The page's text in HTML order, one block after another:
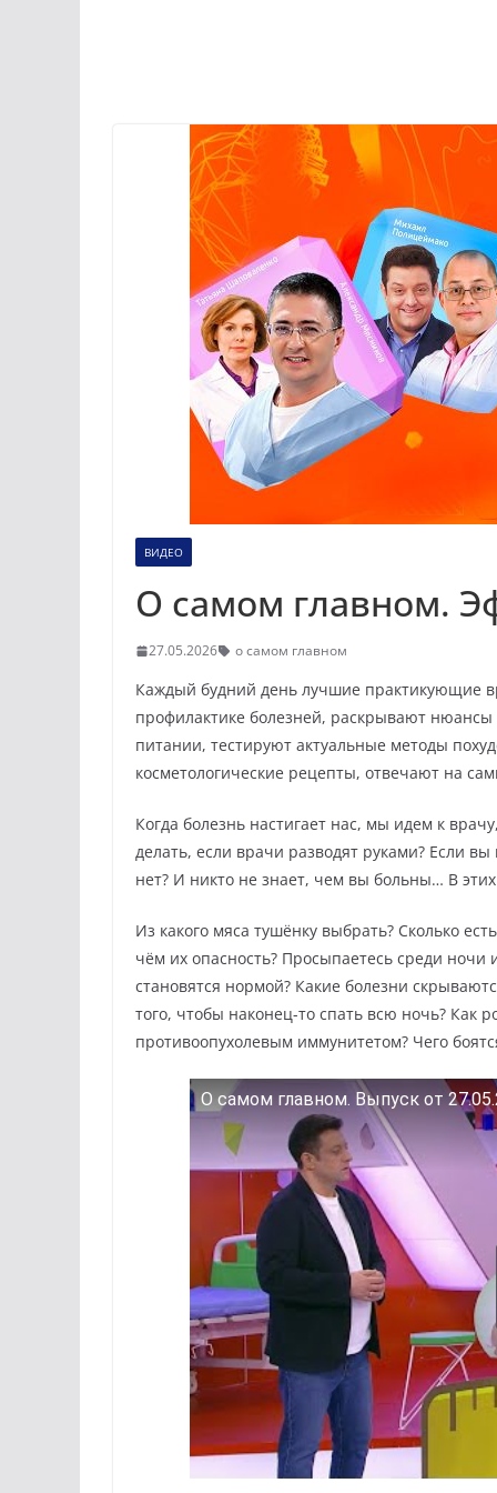
ВИДЕО
О самом главном.
27.05.2026 о самом главном
Каждый будний день лучшие практикующие
профилактике болезней, раскрывают
питании, тестируют актуальные методы
косметологические рецепты, отвечают на
Когда болезнь настигает нас, мы идем к
делать, если врачи разводят руками? Если
нет? И никто не знает, чем вы больны… В
Из какого мяса тушёнку выбрать? Сколько
чём их опасность? Просыпаетесь среди
становятся нормой? Какие болезни
того, чтобы наконец-то спать всю ночь? Как
противоопухолевым иммунитетом? Чего
О самом главном. Выпуск от